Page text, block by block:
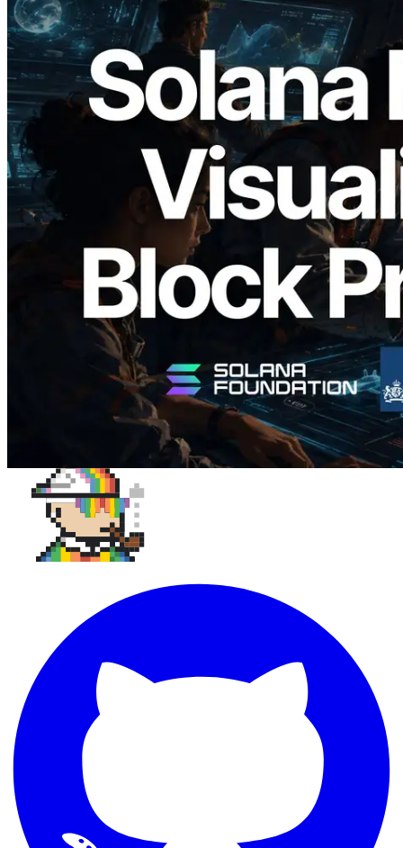
2026.05.24
Validators Solutions เปิดตัว Solana Block
Analyzer — แสดงเวลาการผลิตบล็อก
ระดับ slot และบาลิเดเตอร์ที่รับผิดชอบ